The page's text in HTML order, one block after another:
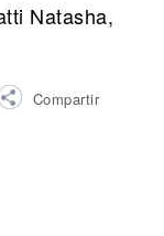
Natasha,
Compartir